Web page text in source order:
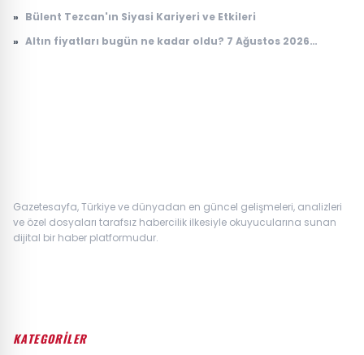
» Bülent Tezcan'ın Siyasi Kariyeri ve Etkileri
» Altın fiyatları bugün ne kadar oldu? 7 Ağustos 2026
Gazetesayfa, Türkiye ve dünyadan en güncel gelişmeleri, analizleri
ve özel dosyaları tarafsız habercilik ilkesiyle okuyucularına sunan
dijital bir haber platformudur.
KATEGORİLER